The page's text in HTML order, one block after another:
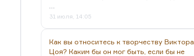
31 июля, 14:05
Как вы относитесь к творчеству Виктора
Цоя? Каким бы он мог быть, если бы не